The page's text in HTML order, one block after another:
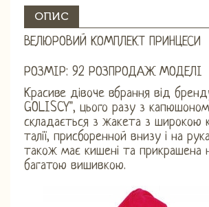
ОПИС
ВЕЛЮРОВИЙ КОМПЛЕКТ ПРИНЦЕСИ
РОЗМІР: 92 РОЗПРОДАЖ МОДЕЛІ
Красиве дівоче вбрання від
GOLISCY", цього разу з
складається з жакета з широкою
талії, присборенной внизу і на
також має кишені та прикрашена
багатою вишивкою.